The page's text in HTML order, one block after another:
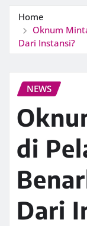
Home
Oknum
Dari Instansi?
NEWS
di
Dari